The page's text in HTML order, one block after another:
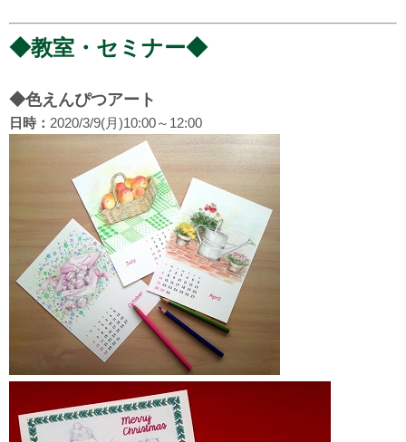
◆教室・セミナー◆
◆色えんぴつアート
日時： 2020/3/9(月)10:00～12:00